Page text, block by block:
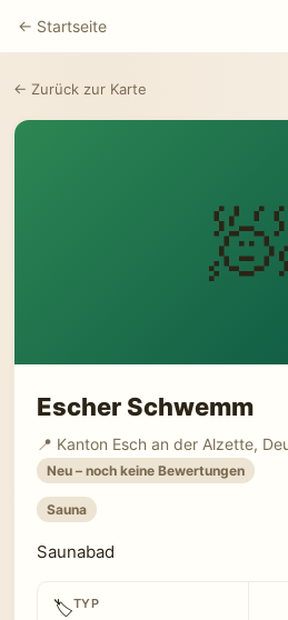
← Startseite
← Zurück zur Karte
🧖
Escher Schwemm
📍 Kanton Esch an der Alzette,
Neu – noch keine Bewertungen
Sauna
Saunabad
🏷TYP